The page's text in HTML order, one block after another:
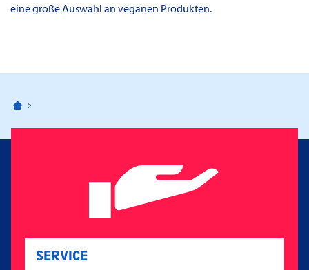
eine große Auswahl an veganen Produkten.
Bahnhofspassagen Potsdam
SERVICE